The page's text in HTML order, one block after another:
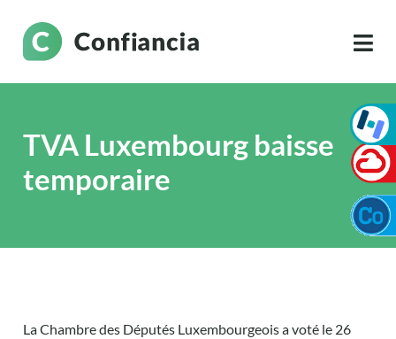
TVA Luxembourg baisse
temporaire
La Chambre des Députés Luxembourgeois a voté le 26